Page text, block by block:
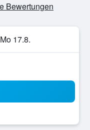
Bewertungen
Mo 17.8.